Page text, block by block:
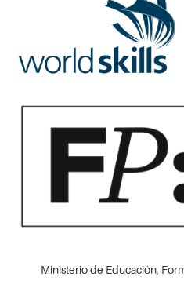
Ministerio de Educación,